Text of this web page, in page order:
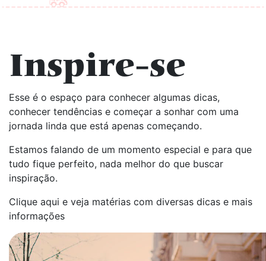
Inspire-se
Esse é o espaço para conhecer algumas dicas,
conhecer tendências e começar a sonhar com uma
jornada linda que está apenas começando.
Estamos falando de um momento especial e para que
tudo fique perfeito, nada melhor do que buscar
inspiração.
Clique aqui e veja matérias com diversas dicas e mais
informações